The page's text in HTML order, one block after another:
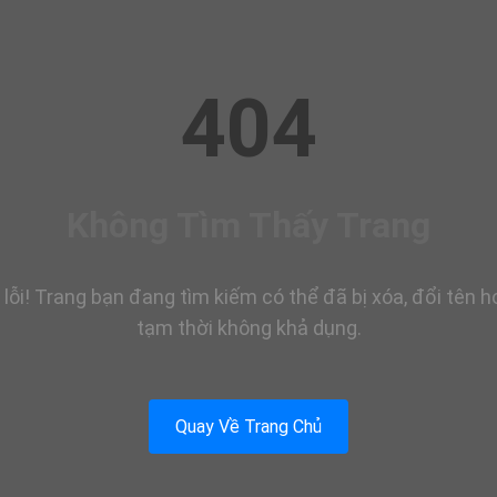
404
lỗi! Trang bạn đang tìm kiếm có thể đã bị xóa, đổi tên
tạm thời không khả dụng.
Quay Về Trang Chủ